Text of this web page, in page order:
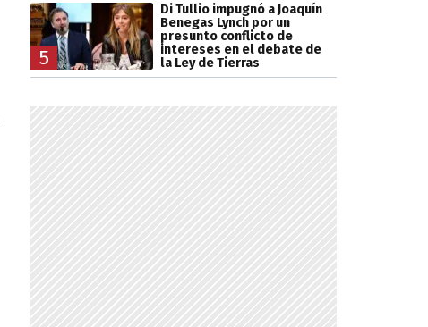
5
Di Tullio impugnó a Joaquín
Benegas Lynch por un
presunto conflicto de
intereses en el debate de
la Ley de Tierras